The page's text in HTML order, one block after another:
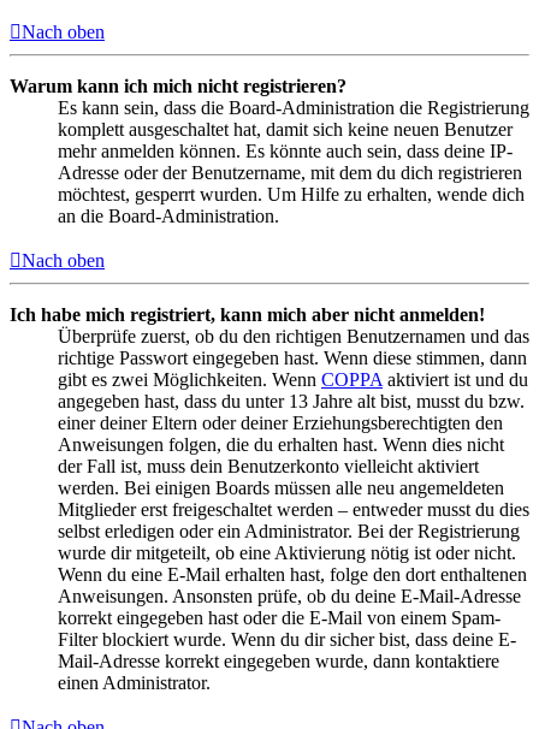
Nach oben
Warum kann ich mich nicht registrieren?
Es kann sein, dass die Board-Administration die Registrierung
komplett ausgeschaltet hat, damit sich keine neuen Benutzer
mehr anmelden können. Es könnte auch sein, dass deine IP-
Adresse oder der Benutzername, mit dem du dich registrieren
möchtest, gesperrt wurden. Um Hilfe zu erhalten, wende dich
an die Board-Administration.
Nach oben
Ich habe mich registriert, kann mich aber nicht anmelden!
Überprüfe zuerst, ob du den richtigen Benutzernamen und das
richtige Passwort eingegeben hast. Wenn diese stimmen, dann
gibt es zwei Möglichkeiten. Wenn COPPA aktiviert ist und du
angegeben hast, dass du unter 13 Jahre alt bist, musst du bzw.
einer deiner Eltern oder deiner Erziehungsberechtigten den
Anweisungen folgen, die du erhalten hast. Wenn dies nicht
der Fall ist, muss dein Benutzerkonto vielleicht aktiviert
werden. Bei einigen Boards müssen alle neu angemeldeten
Mitglieder erst freigeschaltet werden – entweder musst du dies
selbst erledigen oder ein Administrator. Bei der Registrierung
wurde dir mitgeteilt, ob eine Aktivierung nötig ist oder nicht.
Wenn du eine E-Mail erhalten hast, folge den dort enthaltenen
Anweisungen. Ansonsten prüfe, ob du deine E-Mail-Adresse
korrekt eingegeben hast oder die E-Mail von einem Spam-
Filter blockiert wurde. Wenn du dir sicher bist, dass deine E-
Mail-Adresse korrekt eingegeben wurde, dann kontaktiere
einen Administrator.